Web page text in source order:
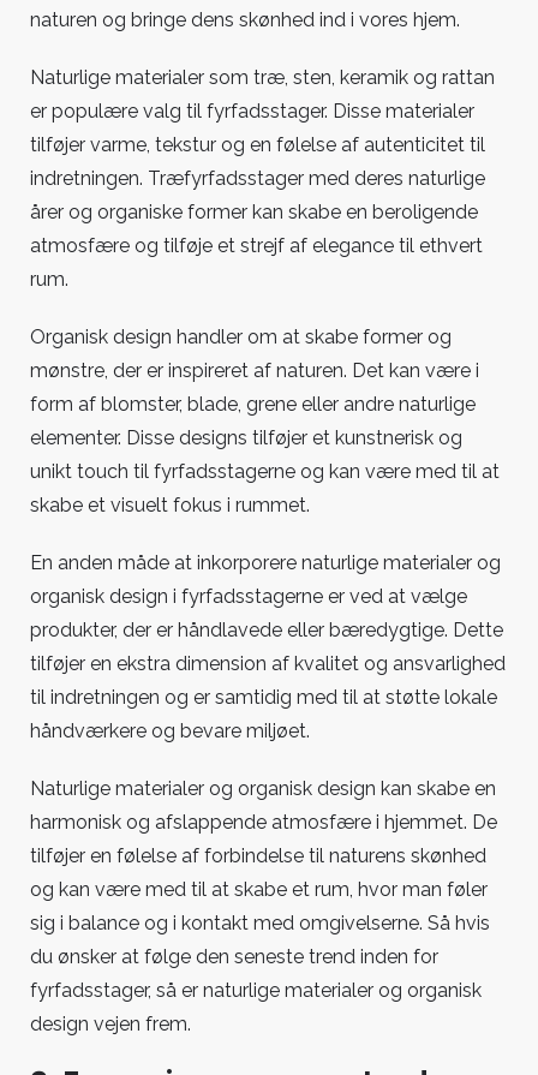
naturen og bringe dens skønhed ind i vores hjem.
Naturlige materialer som træ, sten, keramik og rattan
er populære valg til fyrfadsstager. Disse materialer
tilføjer varme, tekstur og en følelse af autenticitet til
indretningen. Træfyrfadsstager med deres naturlige
årer og organiske former kan skabe en beroligende
atmosfære og tilføje et strejf af elegance til ethvert
rum.
Organisk design handler om at skabe former og
mønstre, der er inspireret af naturen. Det kan være i
form af blomster, blade, grene eller andre naturlige
elementer. Disse designs tilføjer et kunstnerisk og
unikt touch til fyrfadsstagerne og kan være med til at
skabe et visuelt fokus i rummet.
En anden måde at inkorporere naturlige materialer og
organisk design i fyrfadsstagerne er ved at vælge
produkter, der er håndlavede eller bæredygtige. Dette
tilføjer en ekstra dimension af kvalitet og ansvarlighed
til indretningen og er samtidig med til at støtte lokale
håndværkere og bevare miljøet.
Naturlige materialer og organisk design kan skabe en
harmonisk og afslappende atmosfære i hjemmet. De
tilføjer en følelse af forbindelse til naturens skønhed
og kan være med til at skabe et rum, hvor man føler
sig i balance og i kontakt med omgivelserne. Så hvis
du ønsker at følge den seneste trend inden for
fyrfadsstager, så er naturlige materialer og organisk
design vejen frem.